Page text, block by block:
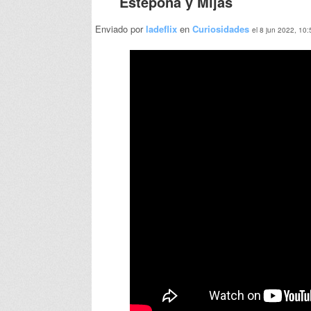
Enviado por ladeflix en Curiosidades el 8 jun 2022,